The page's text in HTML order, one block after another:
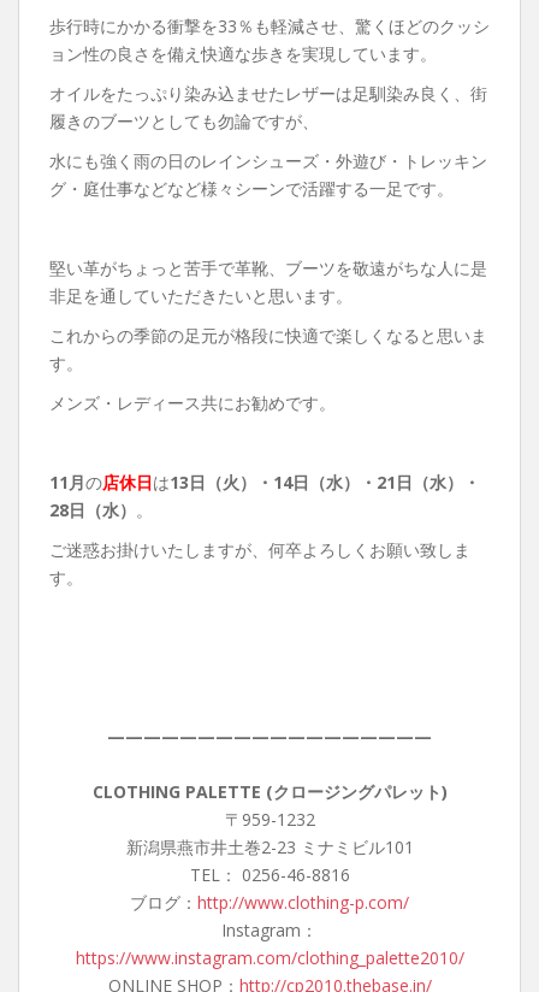
歩行時にかかる衝撃を33％も軽減させ、驚くほどのクッシ
ョン性の良さを備え快適な歩きを実現しています。
オイルをたっぷり染み込ませたレザーは足馴染み良く、街
履きのブーツとしても勿論ですが、
水にも強く雨の日のレインシューズ・外遊び・トレッキン
グ・庭仕事などなど様々シーンで活躍する一足です。
堅い革がちょっと苦手で革靴、ブーツを敬遠がちな人に是
非足を通していただきたいと思います。
これからの季節の足元が格段に快適で楽しくなると思いま
す。
メンズ・レディース共にお勧めです。
11月の店休日は13日（火）・14日（水）・21日（水）・
28日（水） 。
ご迷惑お掛けいたしますが、何卒よろしくお願い致しま
す。
——————————————————
CLOTHING PALETTE (クロージングパレット)
〒959-1232
新潟県燕市井土巻2-23 ミナミビル101
TEL： 0256-46-8816
ブログ： http://www.clothing-p.com/
Instagram：
https://www.instagram.com/clothing_palette2010/
ONLINE SHOP： http://cp2010.thebase.in/